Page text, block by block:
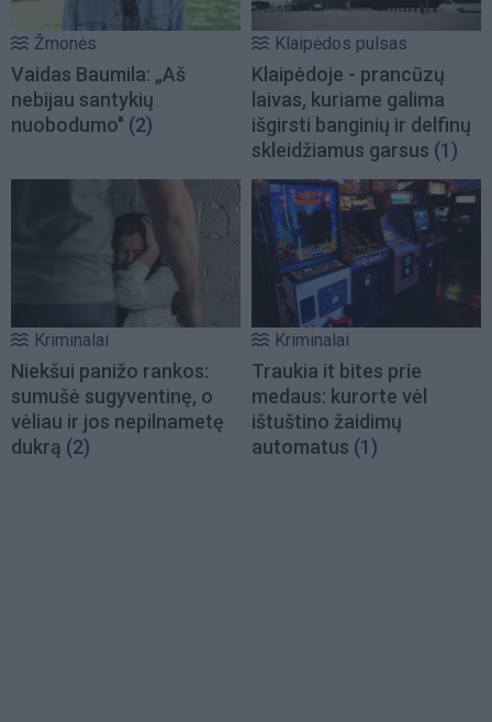
Žmonės
Vaidas Baumila: „Aš
nebijau santykių
nuobodumo" (2)
Klaipėdos pulsas
Klaipėdoje - prancūzų
laivas, kuriame galima
išgirsti banginių ir delfinų
skleidžiamus garsus (1)
Kriminalai
Niekšui panižo rankos:
sumušė sugyventinę, o
vėliau ir jos nepilnametę
dukrą (2)
Kriminalai
Traukia it bites prie
medaus: kurorte vėl
ištuštino žaidimų
automatus (1)